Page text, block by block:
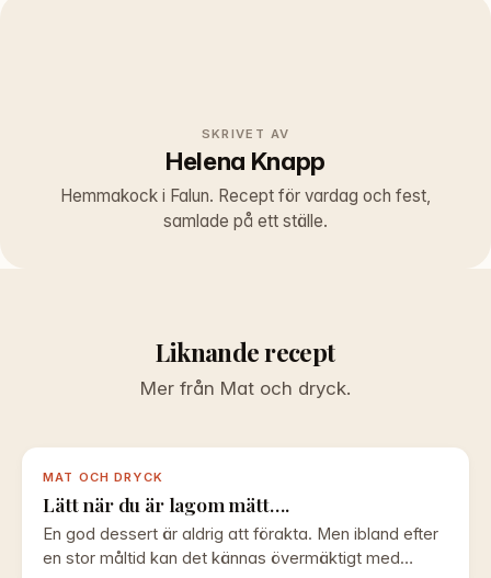
SKRIVET AV
Helena Knapp
Hemmakock i Falun. Recept för vardag och fest,
samlade på ett ställe.
Liknande recept
Mer från Mat och dryck.
MAT OCH DRYCK
Lätt när du är lagom mätt….
En god dessert är aldrig att förakta. Men ibland efter
en stor måltid kan det kännas övermäktigt med…